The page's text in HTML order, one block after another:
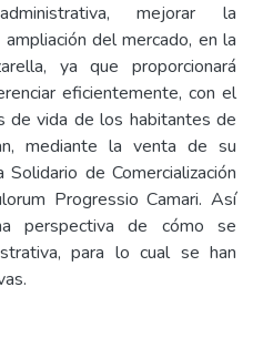
mejorar la
del mercado, en la
ya que proporcionará
eficientemente, con el
de vida de los habitantes de
mediante la venta de su
de Comercialización
Progressio Camari. Así
perspectiva de cómo se
para lo cual se han